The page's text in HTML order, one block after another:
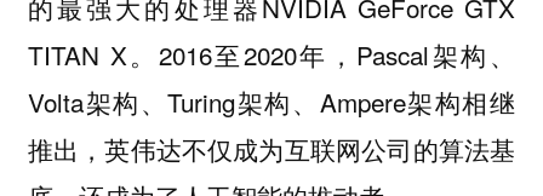
TITAN X。2016至2020年，Pascal架构、
Volta架构、Turing架构、Ampere架构相继
推出，英伟达不仅成为互联网公司的算法基